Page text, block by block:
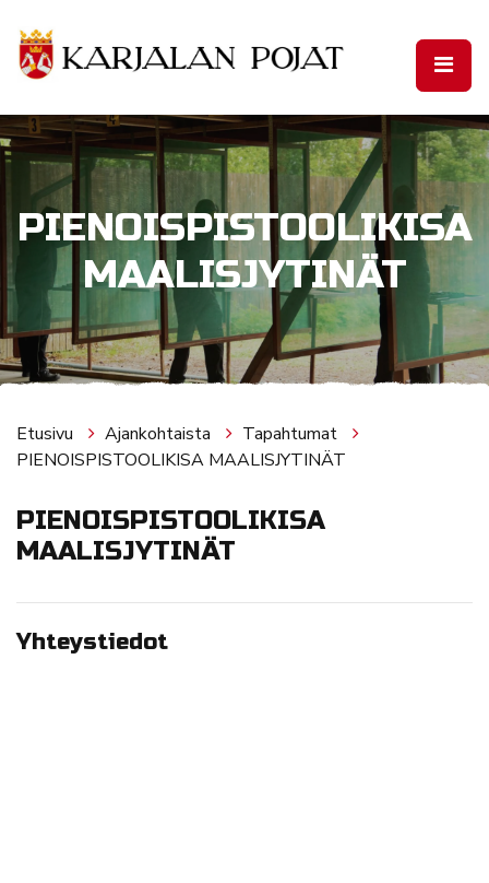
PIENOISPISTOOLIKISA
MAALISJYTINÄT
Etusivu Ajankohtaista
Tapahtumat
PIENOISPISTOOLIKISA MAALISJYTINÄT
PIENOISPISTOOLIKISA
MAALISJYTINÄT
Yhteystiedot